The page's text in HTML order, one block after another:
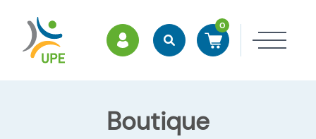
ESPACE MEMBRES
RechercherAccéder à mon panier
0
Boutique